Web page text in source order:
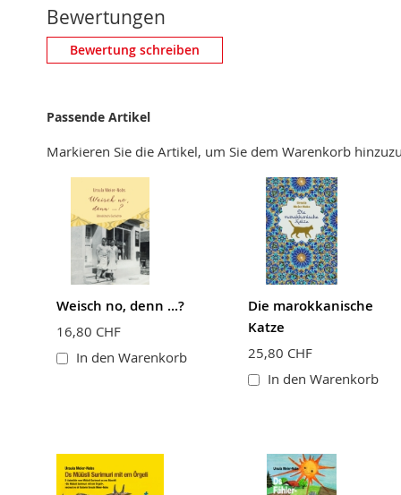
Bewertungen
Eigene Bewertung schreiben
BEWERTUNG ABSCHICKEN
Bewertung schreiben
Passende Artikel
Markieren Sie die Artikel, um Sie dem Warenkorb
Weisch no, denn ...?
16,80 CHF
In den Warenkorb
Die marokkanische
Katze
25,80 CHF
In den Warenkorb